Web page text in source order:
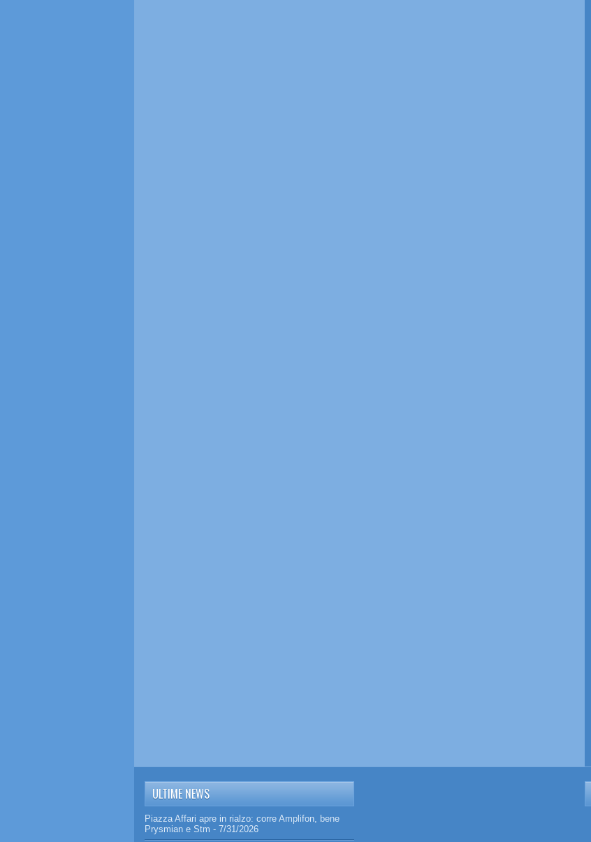
ULTIME NEWS
Piazza Affari apre in rialzo: corre Amplifon, bene
Prysmian e Stm - 7/31/2026